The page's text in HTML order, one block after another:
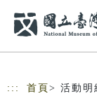
::: 首頁 > 活動明